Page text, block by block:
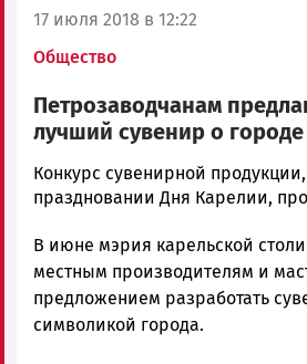
17 июля 2018 в 12:22
Общество
Петрозаводчанам
лучший сувенир о городе
Ольга
Гаврилова
Петрозаводска
и
Карелии
|
Конкурс сувенирной
праздновании Дня Карелии,
В июне мэрия карельской
местным производителям и
предложением разработать
символикой города.